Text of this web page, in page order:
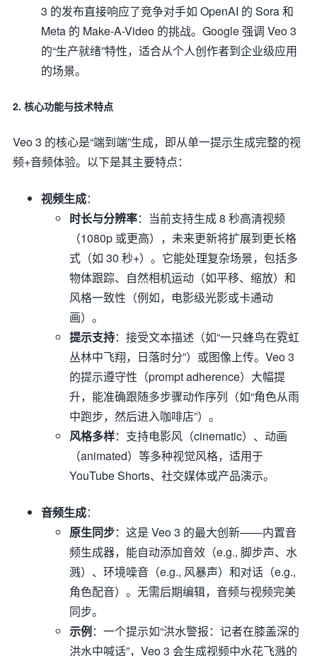
3 的发布直接响应了竞争对手如 OpenAI 的 Sora 和
Meta 的 Make-A-Video 的挑战。Google 强调 Veo 3
的“生产就绪”特性，适合从个人创作者到企业级应用
的场景。
2. 核心功能与技术特点
Veo 3 的核心是“端到端”生成，即从单一提示生成完整的视
频+音频体验。以下是其主要特点：
视频生成：
时长与分辨率：当前支持生成 8 秒高清视频
（1080p 或更高），未来更新将扩展到更长格
式（如 30 秒+）。它能处理复杂场景，包括多
物体跟踪、自然相机运动（如平移、缩放）和
风格一致性（例如，电影级光影或卡通动
画）。
提示支持：接受文本描述（如“一只蜂鸟在霓虹
丛林中飞翔，日落时分”）或图像上传。Veo 3
的提示遵守性（prompt adherence）大幅提
升，能准确跟随多步骤动作序列（如“角色从雨
中跑步，然后进入咖啡店”）。
风格多样：支持电影风（cinematic）、动画
（animated）等多种视觉风格，适用于
YouTube Shorts、社交媒体或产品演示。
音频生成：
原生同步：这是 Veo 3 的最大创新——内置音
频生成器，能自动添加音效（e.g., 脚步声、水
溅）、环境噪音（e.g., 风暴声）和对话（e.g.,
角色配音）。无需后期编辑，音频与视频完美
同步。
示例：一个提示如“洪水警报：记者在膝盖深的
洪水中喊话”，Veo 3 会生成视频中水花飞溅的